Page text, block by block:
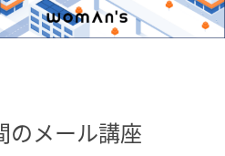
のメール講座